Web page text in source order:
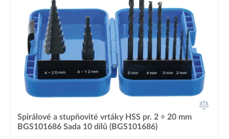
Spirálové a stupňovité vrtáky HSS pr. 2 ÷ 20 mm
BGS101686 Sada 10 dílů (BGS101686)